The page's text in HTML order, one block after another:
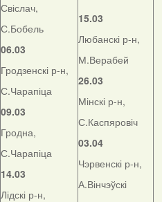
Свіслач,
С.Бобель
06.03
Гродзенскі р-н,
С.Чарапіца
09.03
Гродна,
С.Чарапіца
14.03
Лідскі р-н,
15.03
Любанскі р-н,
М.Верабей
26.03
Мінскі р-н,
С.Каспяровіч
03.04
Чэрвенскі р-н,
А.Вінчэўскі